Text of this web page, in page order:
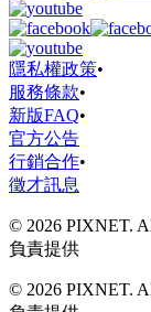
隱私權政策•
服務條款•
新版FAQ•
官方公告
行銷合作•
徵才訊息
© 2026 PIXNET.
負責提供
© 2026 PIXNET.